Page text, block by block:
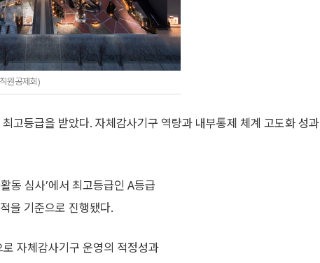
원공제회)
고등급을 받았다. 자체감사기구 역량과 내부통제 체계 고도화 성과
동 심사’에서 최고등급인 A등급
을 기준으로 진행됐다.
로 자체감사기구 운영의 적정성과